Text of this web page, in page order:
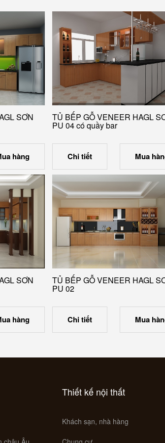
SƠN
hàng
TỦ BẾP GỖ VENEER HAGL
PU 04 có quầy bar
Chi tiết Mua
SƠN
hàng
TỦ BẾP GỖ VENEER HAGL
PU 02
Chi tiết Mua
Thiết kế nội thất
Khách sạn, nhà hàng